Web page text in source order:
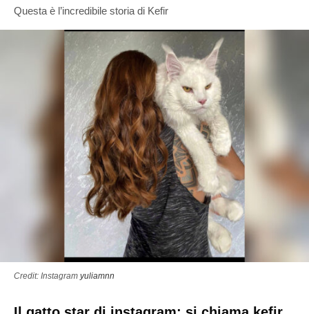
Questa è l’incredibile storia di Kefir
Credit: Instagram yuliamnn